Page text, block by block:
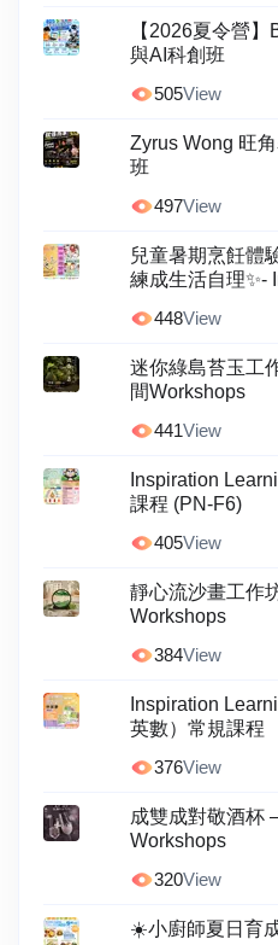
【2026夏令營
與AI科創班
505View
Zyrus Wong 旺
班
497View
兒童暑期烹飪體
練成生活自理✨-
448View
迷你綠島苔玉工
間Workshops
441View
Inspiration
課程 (PN-F6)
405View
靜心流沙畫工作
Workshops
384View
Inspiration
英數）常規課程
376View
成雙成對敬酒杯
Workshops
320View
☀️小廚師夏日育